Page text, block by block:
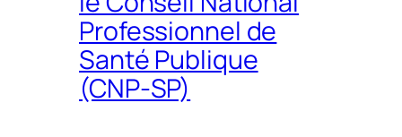
Professionnel de
Santé Publique
(CNP-SP)